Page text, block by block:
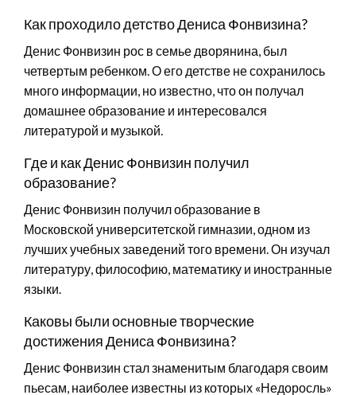
Как проходило детство Дениса Фонвизина?
Денис Фонвизин рос в семье дворянина, был
четвертым ребенком. О его детстве не сохранилось
много информации, но известно, что он получал
домашнее образование и интересовался
литературой и музыкой.
Где и как Денис Фонвизин получил
образование?
Денис Фонвизин получил образование в
Московской университетской гимназии, одном из
лучших учебных заведений того времени. Он изучал
литературу, философию, математику и иностранные
языки.
Каковы были основные творческие
достижения Дениса Фонвизина?
Денис Фонвизин стал знаменитым благодаря своим
пьесам, наиболее известны из которых «Недоросль»